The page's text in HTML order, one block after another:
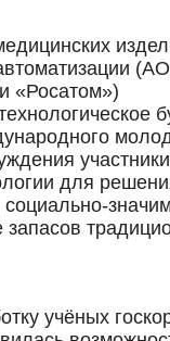
(АО
«Росатом»)
участники
для
учёных